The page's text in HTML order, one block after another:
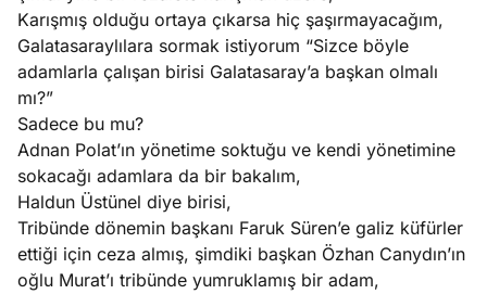
Karışmış olduğu ortaya çıkarsa hiç şaşırmayacağım,
Galatasaraylılara sormak istiyorum “Sizce böyle
adamlarla çalışan birisi Galatasaray’a başkan olmalı
mı?”
Sadece bu mu?
Adnan Polat’ın yönetime soktuğu ve kendi yönetimine
sokacağı adamlara da bir bakalım,
Haldun Üstünel diye birisi,
Tribünde dönemin başkanı Faruk Süren’e galiz küfürler
ettiği için ceza almış, şimdiki başkan Özhan Canydın’ın
oğlu Murat’ı tribünde yumruklamış bir adam,